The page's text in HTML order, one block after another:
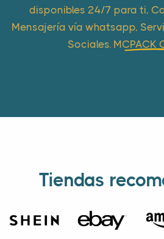
disponibles 24/7 para ti,
Mensajería vía whatsapp,
Sociales. MCPACK
Tiendas